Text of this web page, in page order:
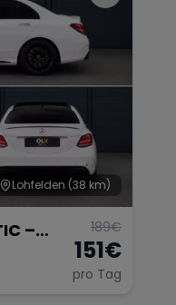
Lohfelden (38 km)
–
189€
151€
pro Tag